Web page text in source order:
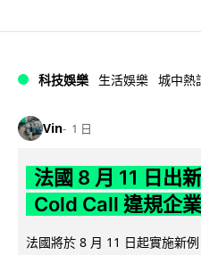
科技娛樂 生活娛樂 城中熱
Vin 1 日
法國 8 月 11 日出
Cold Call 違規企
法國將於 8 月 11 日起實施新